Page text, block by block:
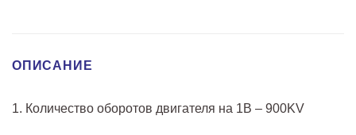
ОПИСАНИЕ
1. Количество оборотов двигателя на 1В – 900KV